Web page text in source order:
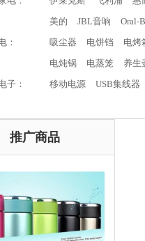
美的
JBL音响 Oral-
：
吸尘器 电饼铛 电烤
电炖锅
电蒸笼 养生
子：
移动电源 USB集线器
推广商品